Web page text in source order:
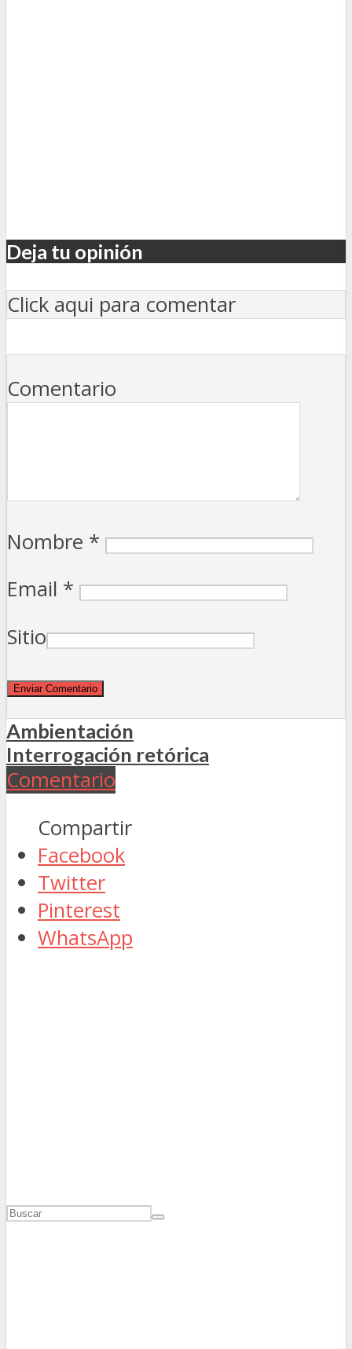
Deja tu opinión
Click aqui para comentar
Comentario
Nombre *
Email *
Sitio
Ambientación
Interrogación retórica
Comentario
Compartir
Facebook
Twitter
Pinterest
WhatsApp